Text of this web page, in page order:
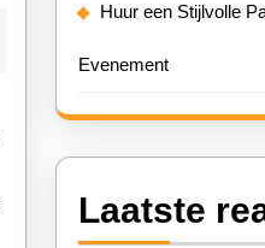
Huur een Stijlvolle
Evenement
Laatste